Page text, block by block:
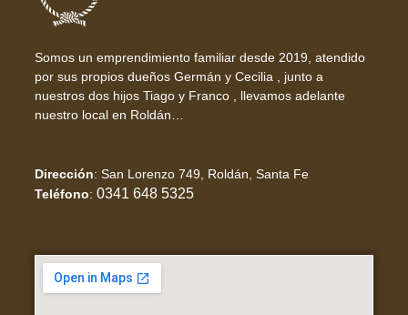
Somos un emprendimiento familiar desde 2019, atendido
por sus propios dueños Germán y Cecilia , junto a
nuestros dos hijos Tiago y Franco , llevamos adelante
nuestro local en Roldán…
Dirección: San Lorenzo 749, Roldán, Santa Fe
Teléfono: 0341 648 5325